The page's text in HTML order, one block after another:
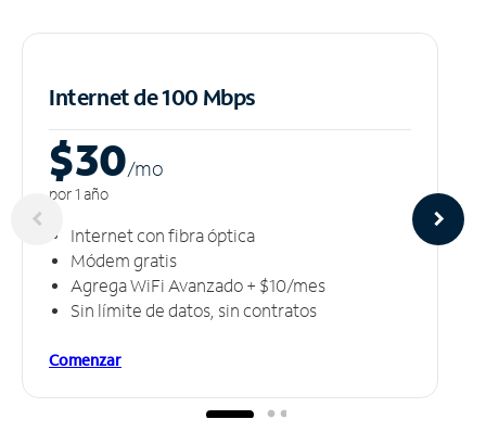
Internet de 100 Mbps
$30/mo
por 1 año
Internet con fibra óptica
Módem gratis
Agrega WiFi Avanzado + $10/mes
Sin límite de datos, sin contratos
Comenzar